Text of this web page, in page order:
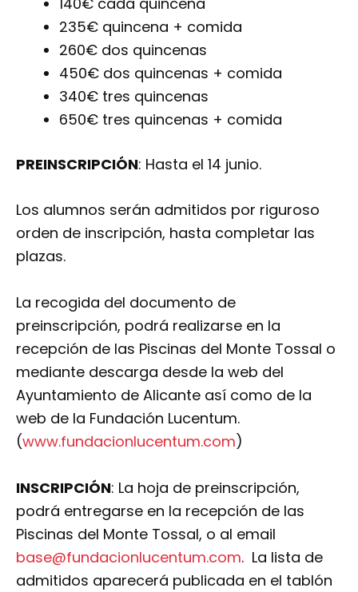
235€ quincena + comida
260€ dos quincenas
450€ dos quincenas + comida
340€ tres quincenas
650€ tres quincenas + comida
PREINSCRIPCIÓN: Hasta el 14 junio.
Los alumnos serán admitidos por riguroso
orden de inscripción, hasta completar las
plazas.
La recogida del documento de
preinscripción, podrá realizarse en la
recepción de las Piscinas del Monte Tossal o
mediante descarga desde la web del
Ayuntamiento de Alicante así como de la
web de la Fundación Lucentum.
(www.fundacionlucentum.com)
INSCRIPCIÓN: La hoja de preinscripción,
podrá entregarse en la recepción de las
Piscinas del Monte Tossal, o al email
base@fundacionlucentum.com. La lista de
admitidos aparecerá publicada en el tablón